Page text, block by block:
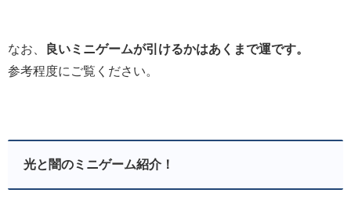
なお、
良いミニゲームが引けるかはあくまで運です。
参考程度にご覧ください。
光と闇のミニゲーム紹介！